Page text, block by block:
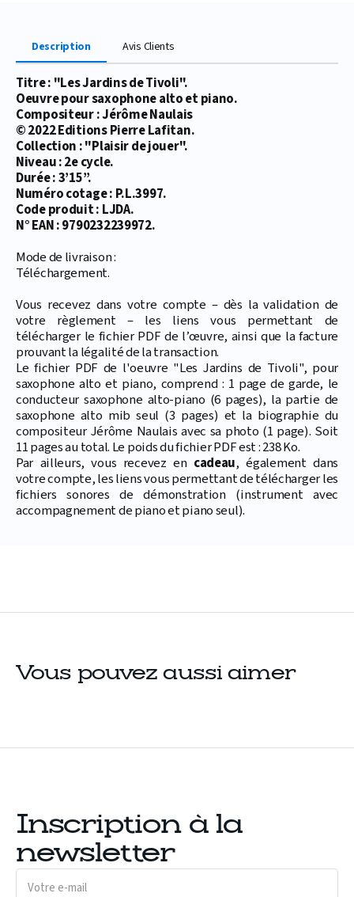
Description Avis Clients
Titre : "Les Jardins de Tivoli".
Oeuvre pour saxophone alto et piano.
Compositeur : Jérôme Naulais
© 2022 Editions Pierre Lafitan.
Collection : "Plaisir de jouer".
Niveau : 2e cycle.
Durée : 3’15’’.
Numéro cotage : P.L.3997.
Code produit : LJDA.
N° EAN : 9790232239972.
Mode de livraison :
Téléchargement.
Vous recevez dans votre compte – dès la validation de
votre règlement – les liens vous permettant de
télécharger le fichier PDF de l’œuvre, ainsi que la facture
prouvant la légalité de la transaction.
Le fichier PDF de l'oeuvre "Les Jardins de Tivoli", pour
saxophone alto et piano, comprend : 1 page de garde, le
conducteur saxophone alto-piano (6 pages), la partie de
saxophone alto mib seul (3 pages) et la biographie du
compositeur Jérôme Naulais avec sa photo (1 page). Soit
11 pages au total. Le poids du fichier PDF est : 238 Ko.
Par ailleurs, vous recevez en cadeau, également dans
votre compte, les liens vous permettant de télécharger les
fichiers sonores de démonstration (instrument avec
accompagnement de piano et piano seul).
Vous pouvez aussi aimer
Inscription à la
newsletter
Votre